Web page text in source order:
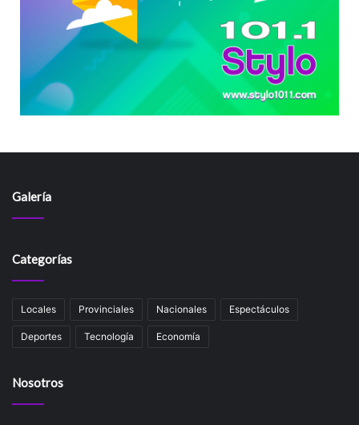
Galería
Categorías
Locales Provinciales Nacionales Espectáculos
Deportes Tecnología Economía
Nosotros